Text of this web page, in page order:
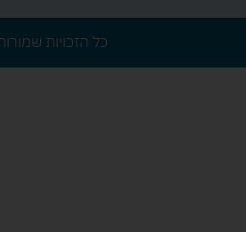
כל הזכויות שמורות 2026 © טויס